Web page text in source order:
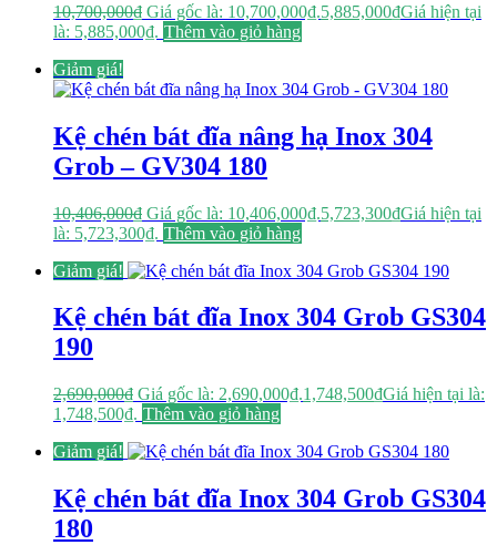
10,700,000₫ Giá gốc là: 10,700,000₫.5,885,000₫Giá hiện tại
là: 5,885,000₫. Thêm vào giỏ hàng
Giảm giá!
Kệ chén bát đĩa nâng hạ Inox 304
Grob – GV304 180
10,406,000₫ Giá gốc là: 10,406,000₫.5,723,300₫Giá hiện tại
là: 5,723,300₫. Thêm vào giỏ hàng
Giảm giá!
Kệ chén bát đĩa Inox 304 Grob GS304
190
2,690,000₫ Giá gốc là: 2,690,000₫.1,748,500₫Giá hiện tại là:
1,748,500₫. Thêm vào giỏ hàng
Giảm giá!
Kệ chén bát đĩa Inox 304 Grob GS304
180